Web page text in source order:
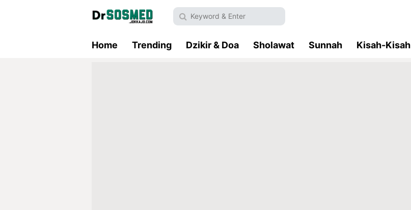
Home Trending Dzikir & Doa Sholawat Sunnah Kisah-Kisah